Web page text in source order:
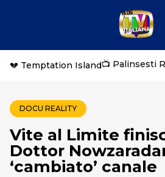
💔 Temptation Island📺 Palinsesti
DOCU REALITY
Vite al Limite
Dottor
‘cambiato’ canale